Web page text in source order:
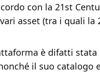
con la 21st
asset (tra i quali la
è difatti
il suo catalogo